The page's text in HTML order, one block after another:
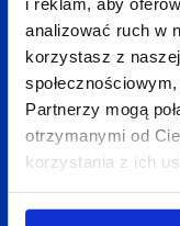
analizować ruch w
korzystasz z
Partnerzy mogą
otrzymanymi od
korzystania z ich
wyraża jej
– CRV
konwersji